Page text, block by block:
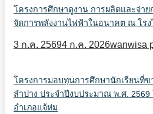
โครงการศึกษาดูงาน การผลิตและจ่า
จัดการพลังงานไฟฟ้าในอนาคต ณ โรง
3 ก.ค. 25694 ก.ค. 2026wanwisa
โครงการมอบทุนการศึกษานักเรียนที่
ลำปาง ประจำปีงบประมาณ พ.ศ.
อำเภอแจ้ห่ม